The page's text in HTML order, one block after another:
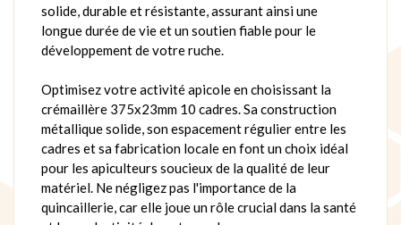
solide, durable et résistante, assurant ainsi une
longue durée de vie et un soutien fiable pour le
développement de votre ruche.
Optimisez votre activité apicole en choisissant la
crémaillère 375x23mm 10 cadres. Sa construction
métallique solide, son espacement régulier entre les
cadres et sa fabrication locale en font un choix idéal
pour les apiculteurs soucieux de la qualité de leur
matériel. Ne négligez pas l'importance de la
quincaillerie, car elle joue un rôle crucial dans la santé